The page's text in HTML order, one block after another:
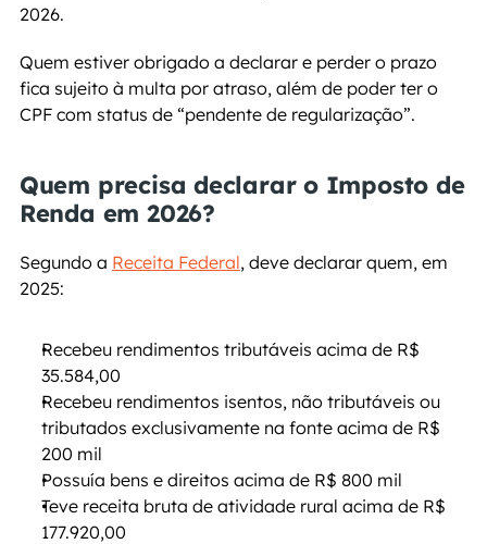
2026.
Quem estiver obrigado a declarar e perder o prazo
fica sujeito à multa por atraso, além de poder ter o
CPF com status de “pendente de regularização”.
Quem precisa declarar o Imposto de
Renda em 2026?
Segundo a Receita Federal, deve declarar quem, em
2025:
Recebeu rendimentos tributáveis acima de R$
35.584,00
Recebeu rendimentos isentos, não tributáveis ou
tributados exclusivamente na fonte acima de R$
200 mil
Possuía bens e direitos acima de R$ 800 mil
Teve receita bruta de atividade rural acima de R$
177.920,00